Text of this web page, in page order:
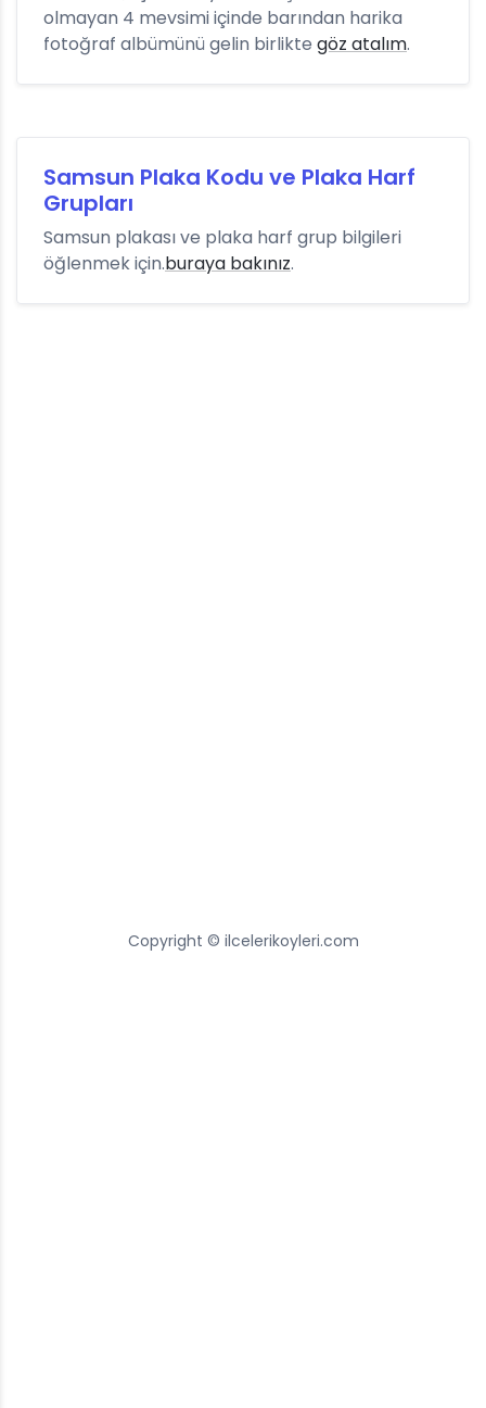
olmayan 4 mevsimi içinde barından harika
fotoğraf albümünü gelin birlikte göz atalım.
Samsun Plaka Kodu ve Plaka Harf
Grupları
Samsun plakası ve plaka harf grup bilgileri
öğlenmek için.buraya bakınız.
Copyright © ilcelerikoyleri.com